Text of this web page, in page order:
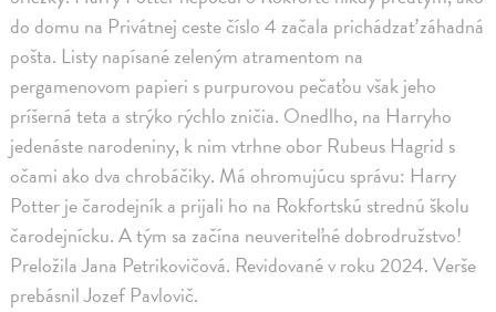
do domu na Privátnej ceste číslo 4 začala prichádzať záhadná
pošta. Listy napísané zeleným atramentom na
pergamenovom papieri s purpurovou pečaťou však jeho
príšerná teta a strýko rýchlo zničia. Onedlho, na Harryho
jedenáste narodeniny, k nim vtrhne obor Rubeus Hagrid s
očami ako dva chrobáčiky. Má ohromujúcu správu: Harry
Potter je čarodejník a prijali ho na Rokfortskú strednú školu
čarodejnícku. A tým sa začína neuveriteľné dobrodružstvo!
Preložila Jana Petrikovičová. Revidované v roku 2024. Verše
prebásnil Jozef Pavlovič.